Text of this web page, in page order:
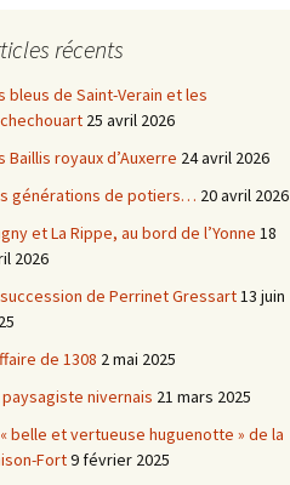
Châtellenie d’Etais
Châtellenies de Corvol et
Billy
Châtellenie de Chatel-
récents
bleus de Saint-Verain et les
25 avril 2026
Baillis royaux d’Auxerre 24 avril 2026
générations de potiers… 20 avril 2026
et La Rippe, au bord de l’Yonne 18
2026
de Perrinet Gressart13 juin
de 1308 2 mai 2025
paysagiste nivernais 21 mars 2025
belle et vertueuse huguenotte » de la
Fort9 février 2025